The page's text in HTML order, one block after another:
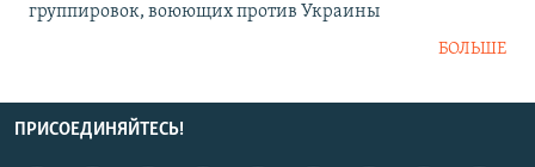
группировок, воюющих против Украины
БОЛЬШЕ
ПРИСОЕДИНЯЙТЕСЬ!